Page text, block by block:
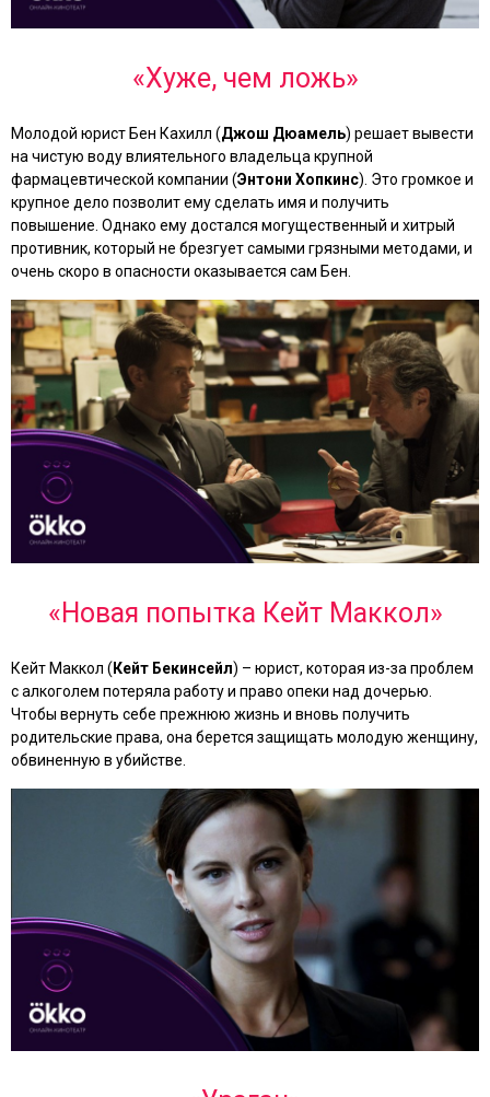
«Хуже, чем ложь»
Молодой юрист Бен Кахилл (Джош Дюамель) решает вывести
на чистую воду влиятельного владельца крупной
фармацевтической компании (Энтони Хопкинс). Это громкое и
крупное дело позволит ему сделать имя и получить
повышение. Однако ему достался могущественный и хитрый
противник, который не брезгует самыми грязными методами, и
очень скоро в опасности оказывается сам Бен.
«Новая попытка Кейт Маккол»
Кейт Маккол ( Кейт Бекинсейл) – юрист, которая из-за проблем
с алкоголем потеряла работу и право опеки над дочерью.
Чтобы вернуть себе прежнюю жизнь и вновь получить
родительские права, она берется защищать молодую женщину,
обвиненную в убийстве.